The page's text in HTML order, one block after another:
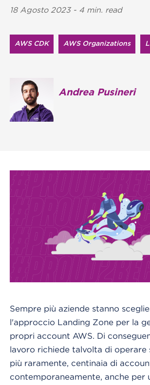
18 Agosto 2023 - 4 min. read
AWS CDK AWS Organizations
Andrea Pusineri
Sempre più aziende stanno
l'approccio Landing Zone per la
propri account AWS. Di
lavoro richiede talvolta di operare
più raramente, centinaia di
contemporaneamente, anche per